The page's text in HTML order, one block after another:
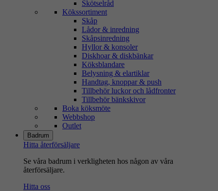
Skötselråd
Kökssortiment
Skåp
Lådor & inredning
Skåpsinredning
Hyllor & konsoler
Diskhoar & diskbänkar
Köksblandare
Belysning & elartiklar
Handtag, knoppar & push
Tillbehör luckor och lådfronter
Tillbehör bänkskivor
Boka köksmöte
Webbshop
Outlet
Badrum
Hitta återförsäljare
Se våra badrum i verkligheten hos någon av våra
återförsäljare.
Hitta oss